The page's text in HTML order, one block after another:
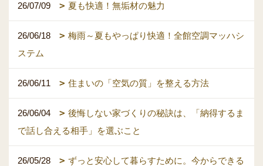
26/07/09 夏も快適！無垢材の魅力
26/06/18
梅雨～夏もやっぱり快適！全館空調マッハシ
ステム
26/06/11 住まいの「空気の質」を整える方法
26/06/04
後悔しない家づくりの秘訣は、「納得するま
で話し合える相手」を選ぶこと
26/05/28
ずっと安心して暮らすために。今からできる